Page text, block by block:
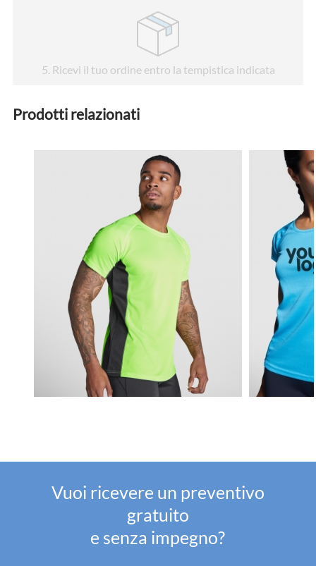
5 . Ricevi il tuo ordine entro la tempistica indicata
Prodotti relazionati
Vuoi ricevere un preventivo
gratuito
e senza impegno?